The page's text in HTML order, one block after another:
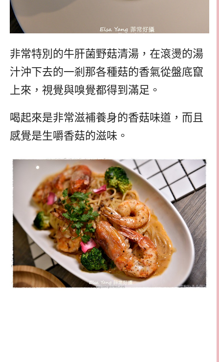
非常特別的牛肝菌野菇清湯，在滾燙的湯
汁沖下去的一剎那各種菇的香氣從盤底竄
上來，視覺與嗅覺都得到滿足。
喝起來是非常滋補養身的香菇味道，而且
感覺是生嚼香菇的滋味。